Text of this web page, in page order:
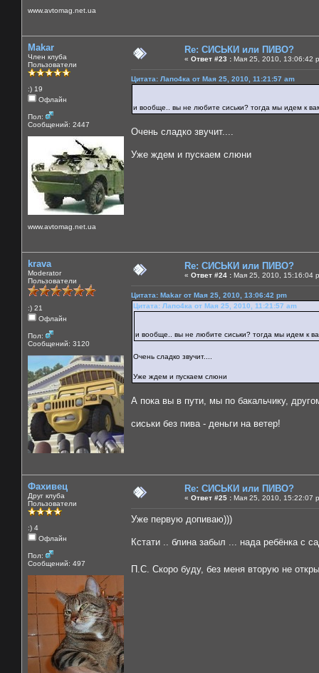
www.avtomag.net.ua
Makar
Член клуба
Пользователи
:) 19
Офлайн
Пол:
Сообщений: 2447
www.avtomag.net.ua
Re: СИСЬКИ или ПИВО?
« Ответ #23 : Мая 25, 2010, 13:06:42
Цитата: Лапо4ка от Мая 25, 2010, 11:21:57 am
и вообще.. вы не любите сиськи? тогда мы идем к
Очень сладко звучит....
Уже ждем и пускаем слюни
krava
Moderator
Пользователи
:) 21
Офлайн
Пол:
Сообщений: 3120
Re: СИСЬКИ или ПИВО?
« Ответ #24 : Мая 25, 2010, 15:16:04
Цитата: Makar от Мая 25, 2010, 13:06:42 pm
Цитата: Лапо4ка от Мая 25, 2010, 11:21:57 am
и вообще.. вы не любите сиськи? тогда мы идем к
Очень сладко звучит....
Уже ждем и пускаем слюни
А пока вы в пути, мы по бакальчику,
сиськи без пива - деньги на ветер!
Фахивец
Друг клуба
Пользователи
:) 4
Офлайн
Пол:
Сообщений: 497
Re: СИСЬКИ или ПИВО?
« Ответ #25 : Мая 25, 2010, 15:22:07
Уже первую допиваю)))
Кстати .. блина забыл ... нада ребёнка с
П.С. Скоро буду, без меня вторую не